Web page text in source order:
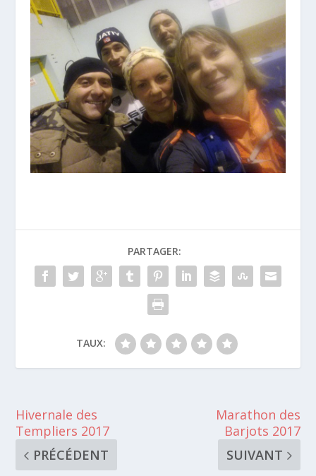
PARTAGER:
TAUX:
Hivernale des
Templiers 2017
PRÉCÉDENT
Marathon des
Barjots 2017
SUIVANT